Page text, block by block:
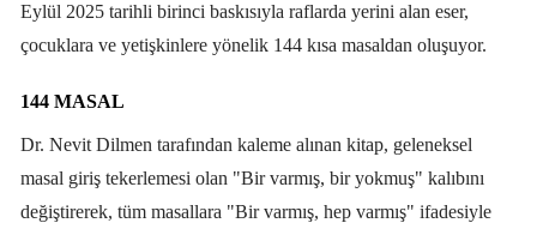
Eylül 2025 tarihli birinci baskısıyla raflarda yerini alan eser,
çocuklara ve yetişkinlere yönelik 144 kısa masaldan oluşuyor.
144 MASAL
Dr. Nevit Dilmen tarafından kaleme alınan kitap, geleneksel
masal giriş tekerlemesi olan "Bir varmış, bir yokmuş" kalıbını
değiştirerek, tüm masallara "Bir varmış, hep varmış" ifadesiyle